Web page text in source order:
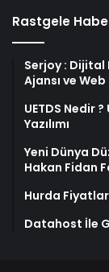
Rastgele
Serjoy : Dijital
Ajansı ve
UETDS Nedir
Yazılımı
Yeni Dünya
Hakan Fidan
Hurda
Datahost İle